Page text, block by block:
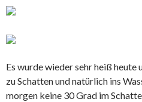
Es wurde wieder sehr heiß heute
zu Schatten und natürlich ins
morgen keine 30 Grad im